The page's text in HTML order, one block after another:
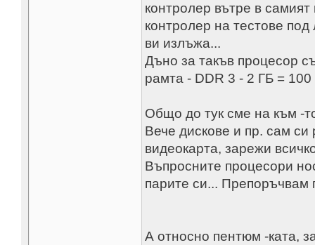
контролер вътре в
контролер на тестове
ви излъжа...
Дъно за такъв процесор
рамта - DDR 3 - 2 ГБ = 100
Общо до тук сме на към -
Вече дискове и пр. сам
видеокарта, зарежи
Въпросните процесори
парите си... Препоръчвам
А относно пентюм -ката,